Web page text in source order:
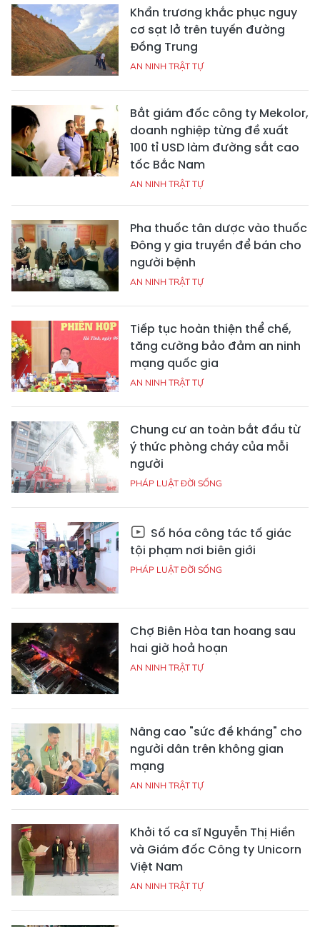
Khẩn trương khắc phục nguy
cơ sạt lở trên tuyến đường
Đồng Trung
AN NINH TRẬT TỰ
Bắt giám đốc công ty Mekolor,
doanh nghiệp từng đề xuất
100 tỉ USD làm đường sắt cao
tốc Bắc Nam
AN NINH TRẬT TỰ
Pha thuốc tân dược vào thuốc
Đông y gia truyền để bán cho
người bệnh
AN NINH TRẬT TỰ
Tiếp tục hoàn thiện thể chế,
tăng cường bảo đảm an ninh
mạng quốc gia
AN NINH TRẬT TỰ
Chung cư an toàn bắt đầu từ
ý thức phòng cháy của mỗi
người
PHÁP LUẬT ĐỜI SỐNG
Số hóa công tác tố giác
tội phạm nơi biên giới
PHÁP LUẬT ĐỜI SỐNG
Chợ Biên Hòa tan hoang sau
hai giờ hoả hoạn
AN NINH TRẬT TỰ
Nâng cao "sức đề kháng" cho
người dân trên không gian
mạng
AN NINH TRẬT TỰ
Khởi tố ca sĩ Nguyễn Thị Hiền
và Giám đốc Công ty Unicorn
Việt Nam
AN NINH TRẬT TỰ